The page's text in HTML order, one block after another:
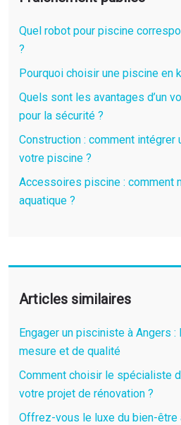
Quel robot pour piscine
?
Pourquoi choisir une piscine en
Quels sont les avantages d’un
pour la sécurité ?
Construction : comment intégrer
votre piscine ?
Accessoires piscine : comment
aquatique ?
Articles similaires
Engager un pisciniste à Angers :
mesure et de qualité
Comment choisir le spécialiste
votre projet de rénovation ?
Offrez-vous le luxe du bien-être